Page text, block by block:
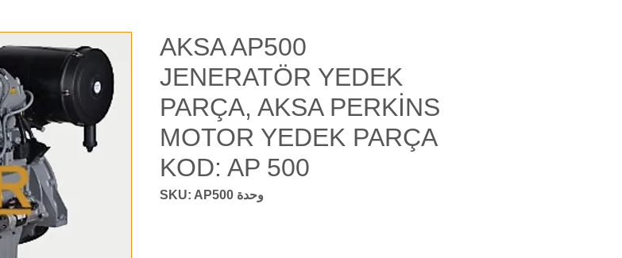
AKSA AP500
JENERATÖR YEDEK
PARÇA, AKSA PERKİNS
MOTOR YEDEK PARÇA
KOD: AP 500
وحدة SKU: AP500